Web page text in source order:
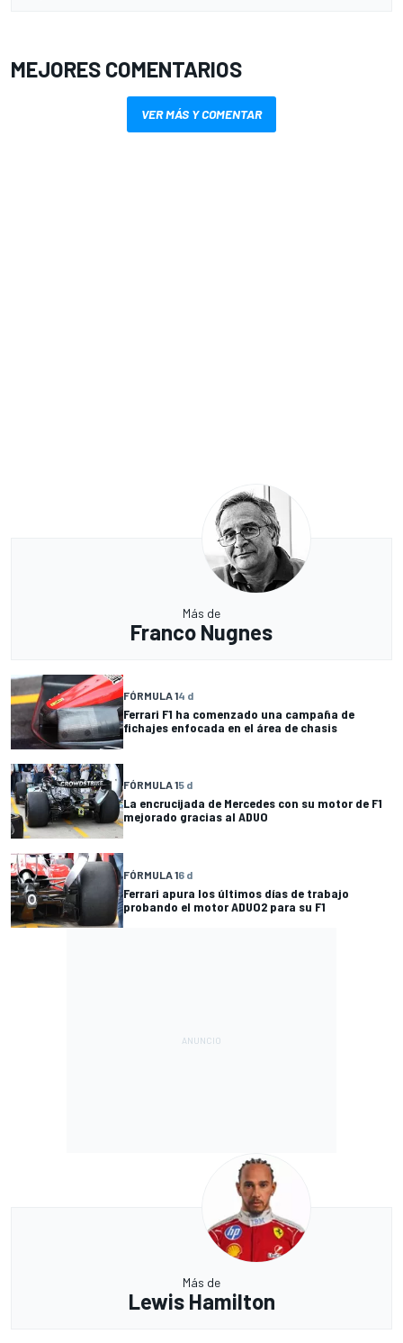
MEJORES COMENTARIOS
VER MÁS Y COMENTAR
Más de
Franco Nugnes
FÓRMULA 14 d
Ferrari F1 ha comenzado una campaña de
fichajes enfocada en el área de chasis
FÓRMULA 15 d
La encrucijada de Mercedes con su motor de F1
mejorado gracias al ADUO
FÓRMULA 16 d
Ferrari apura los últimos días de trabajo
probando el motor ADUO2 para su F1
Más de
Lewis Hamilton